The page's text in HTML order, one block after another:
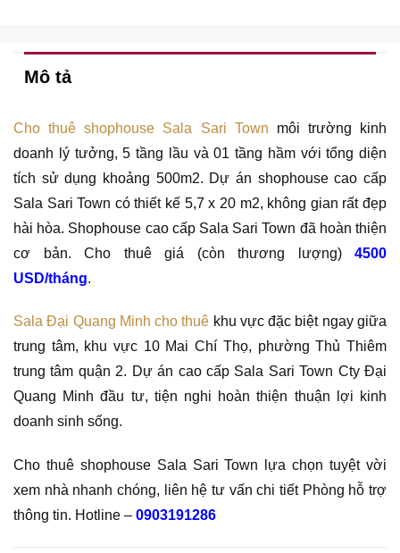
Mô tả
Cho thuê shophouse Sala Sari Town môi trường kinh
doanh lý tưởng, 5 tầng lầu và 01 tầng hầm với tổng diện
tích sử dụng khoảng 500m2. Dự án shophouse cao cấp
Sala Sari Town có thiết kế 5,7 x 20 m2, không gian rất đẹp
hài hòa. Shophouse cao cấp Sala Sari Town đã hoàn thiện
cơ bản. Cho thuê giá (còn thương lượng) 4500
USD/tháng.
Sala Đại Quang Minh cho thuê khu vực đặc biệt ngay giữa
trung tâm, khu vực 10 Mai Chí Thọ, phường Thủ Thiêm
trung tâm quận 2. Dự án cao cấp Sala Sari Town Cty Đại
Quang Minh đầu tư, tiện nghi hoàn thiện thuận lợi kinh
doanh sinh sống.
Cho thuê shophouse Sala Sari Town lựa chọn tuyệt vời
xem nhà nhanh chóng, liên hệ tư vấn chi tiết Phòng hỗ trợ
thông tin. Hotline – 0903191286